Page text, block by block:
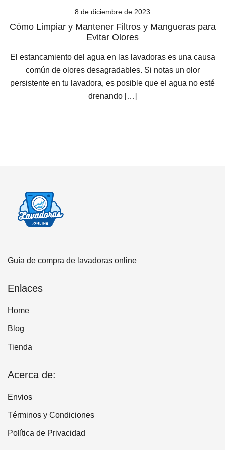
8 de diciembre de 2023
Cómo Limpiar y Mantener Filtros y Mangueras para
Evitar Olores
El estancamiento del agua en las lavadoras es una causa
común de olores desagradables. Si notas un olor
persistente en tu lavadora, es posible que el agua no esté
drenando […]
Guía de compra de lavadoras online
Enlaces
Home
Blog
Tienda
Acerca de:
Envios
Términos y Condiciones
Política de Privacidad